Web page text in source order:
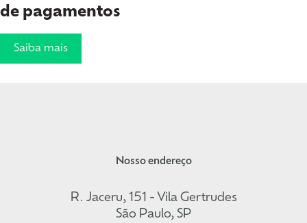
de pagamentos
Saiba mais
Nosso endereço
R. Jaceru, 151 - Vila Gertrudes
São Paulo, SP